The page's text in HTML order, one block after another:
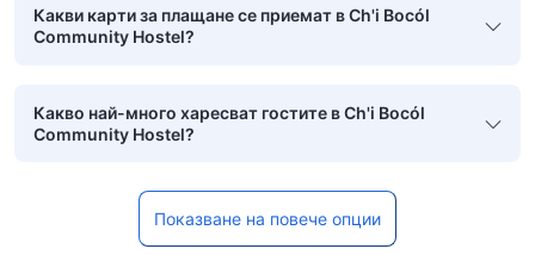
Какви карти за плащане се приемат в Ch'i Bocól
Community Hostel?
Какво най-много харесват гостите в Ch'i Bocól
Community Hostel?
Показване на повече опции